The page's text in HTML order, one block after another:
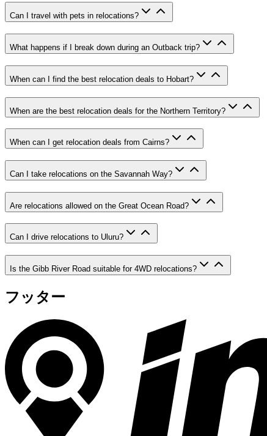
Can I travel with pets in relocations?
What happens if I break down during an Outback trip?
When can I find the best relocation deals to Hobart?
When are the best relocation deals for the Northern Territory?
When can I get relocation deals from Cairns?
Can I take relocations on the Savannah Way?
Are relocations allowed on the Great Ocean Road?
Can I drive relocations to Uluru?
Is the Gibb River Road suitable for 4WD relocations?
フッター